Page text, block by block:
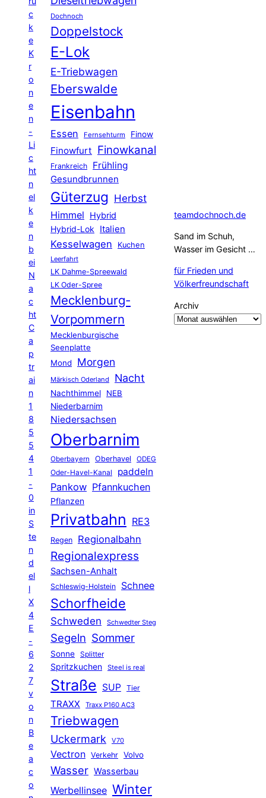
c
k
e
K
r
o
n
e
n
-
Li
c
ht
n
el
k
e
n
b
ei
N
a
c
ht
C
a
p
tr
ai
n
1
8
5
5
4
1
-
0
in
S
te
n
d
el
l
X
4
E
-
6
2
7
v
o
n
B
e
a
c
o
Dochnoch
Doppelstock
E-Lok
E-Triebwagen
Eberswalde
Eisenbahn
Essen Fernsehturm Finow
Finowfurt Finowkanal
Frankreich Frühling
Gesundbrunnen
Güterzug Herbst
Himmel
Hybrid
Hybrid-Lok Italien
Kesselwagen Kuchen
Leerfahrt
LK Dahme-Spreewald
LK Oder-Spree
Mecklenburg-
Vorpommern
Mecklenburgische
Seenplatte
Mond
Morgen
Märkisch Oderland Nacht
Nachthimmel
NEB
Niederbarnim
Niedersachsen
Oberbarnim
Oberbayern Oberhavel ODEG
Oder-Havel-Kanal paddeln
Pankow Pfannkuchen
Pflanzen
Privatbahn RE3
Regen Regionalbahn
Regionalexpress
Sachsen-Anhalt
Schleswig-Holstein Schnee
Schorfheide
Schweden Schwedter Steg
Segeln Sommer
Sonne Splitter
Spritzkuchen Steel is real
Straße SUP Tier
TRAXX Traxx P160 AC3
Triebwagen
Uckermark V70
Vectron Verkehr Volvo
Wasser Wasserbau
Werbellinsee Winter
teamdochnoch.de
Sand im Schuh,
Wasser im Gesicht …
für Frieden und
Völkerfreundschaft
Archiv